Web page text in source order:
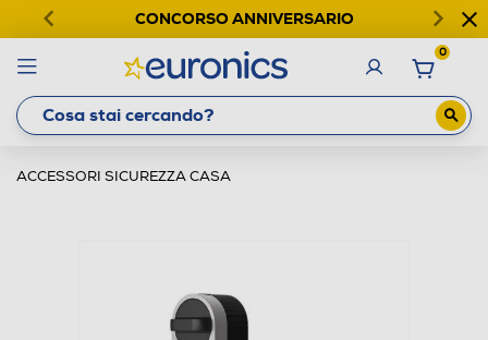
CONCORSO ANNIVERSARIO
0
ACCESSORI SICUREZZA CASA